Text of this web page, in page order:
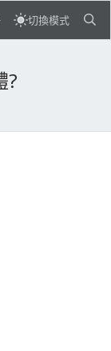
切換模式
?